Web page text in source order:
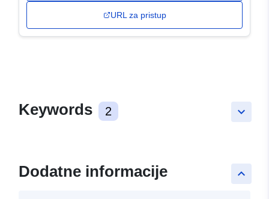
URL za pristup
keyboard_arrow_down
Keywords 2
keyboard_arrow_up
Dodatne informacije